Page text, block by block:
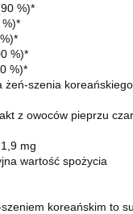
%)*
%)*
%)*
żeń-szenia
z owoców pieprzu
mg
wartość spożycia
koreańskim to